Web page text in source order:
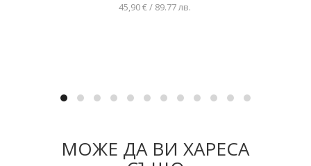
45,90 € / 89.77 лв.
МОЖЕ ДА ВИ ХАРЕСА